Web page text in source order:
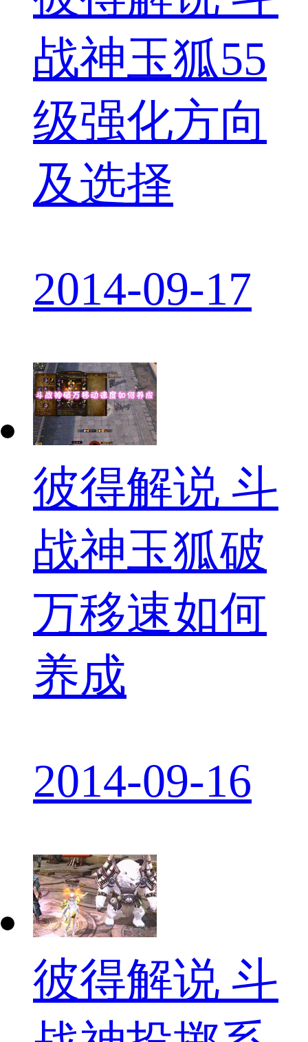
战神玉狐55
级强化方向
及选择
2014-09-17
彼得解说 斗
战神玉狐破
万移速如何
养成
2014-09-16
彼得解说 斗